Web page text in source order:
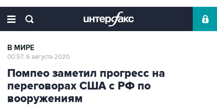
В МИРЕ
00:57, 6 августа 2020
Помпео заметил прогресс на
переговорах США с РФ по
вооружениям